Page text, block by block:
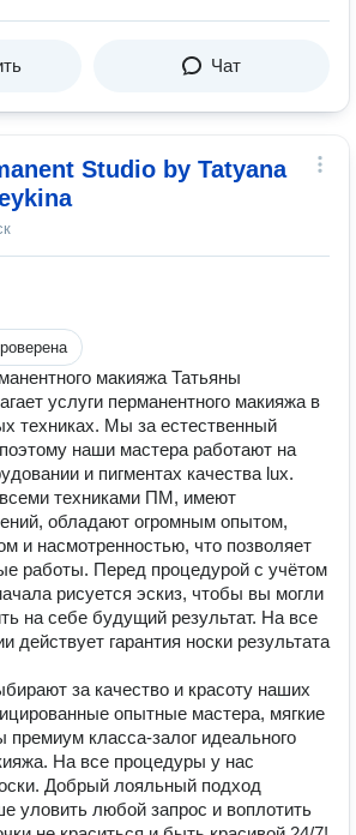
Чат
Studio by Tatyana
макияжа Татьяны
услуги перманентного макияжа в
техниках. Мы за естественный
наши мастера работают на
и пигментах качества lux.
техниками ПМ, имеют
обладают огромным опытом,
и насмотренностью, что позволяет
работы. Перед процедурой с учётом
рисуется эскиз, чтобы вы могли
на себе будущий результат. На все
действует гарантия носки результата
за качество и красоту наших
опытные мастера, мягкие
премиум класса-залог идеального
На все процедуры у нас
Добрый лояльный подход
уловить любой запрос и воплотить